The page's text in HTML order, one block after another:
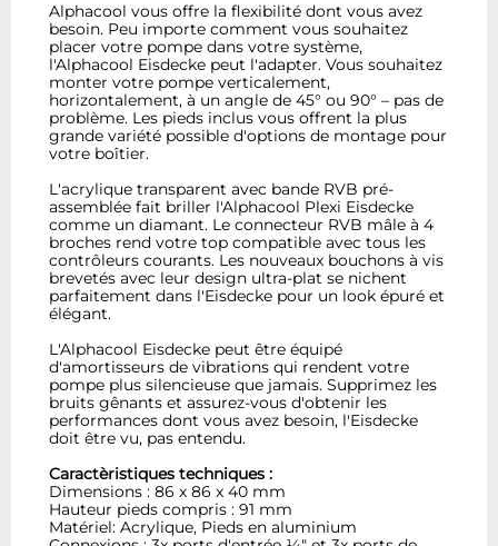
Alphacool vous offre la flexibilité dont vous avez
besoin. Peu importe comment vous souhaitez
placer votre pompe dans votre système,
l'Alphacool Eisdecke peut l'adapter. Vous souhaitez
monter votre pompe verticalement,
horizontalement, à un angle de 45° ou 90° – pas de
problème. Les pieds inclus vous offrent la plus
grande variété possible d'options de montage pour
votre boîtier.
L'acrylique transparent avec bande RVB pré-
assemblée fait briller l'Alphacool Plexi Eisdecke
comme un diamant. Le connecteur RVB mâle à 4
broches rend votre top compatible avec tous les
contrôleurs courants. Les nouveaux bouchons à vis
brevetés avec leur design ultra-plat se nichent
parfaitement dans l'Eisdecke pour un look épuré et
élégant.
L'Alphacool Eisdecke peut être équipé
d'amortisseurs de vibrations qui rendent votre
pompe plus silencieuse que jamais. Supprimez les
bruits gênants et assurez-vous d'obtenir les
performances dont vous avez besoin, l'Eisdecke
doit être vu, pas entendu.
Caractèristiques techniques :
Dimensions : 86 x 86 x 40 mm
Hauteur pieds compris : 91 mm
Matériel: Acrylique, Pieds en aluminium